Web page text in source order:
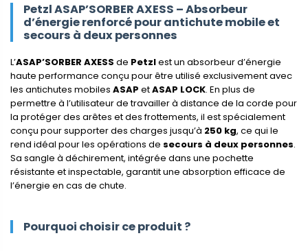
Petzl ASAP’SORBER AXESS – Absorbeur
d’énergie renforcé pour antichute mobile et
secours à deux personnes
L’ASAP’SORBER AXESS de Petzlest un absorbeur d’énergie
haute performance conçu pour être utilisé exclusivement avec
les antichutes mobiles ASAP etASAP LOCK. En plus de
permettre à l’utilisateur de travailler à distance de la corde pour
la protéger des arêtes et des frottements, il est spécialement
conçu pour supporter des charges jusqu’à 250 kg, ce qui le
rend idéal pour les opérations de secours à deux personnes.
Sa sangle à déchirement, intégrée dans une pochette
résistante et inspectable, garantit une absorption efficace de
l’énergie en cas de chute.
Pourquoi choisir ce produit ?